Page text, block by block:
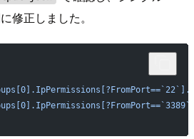
修正しました。